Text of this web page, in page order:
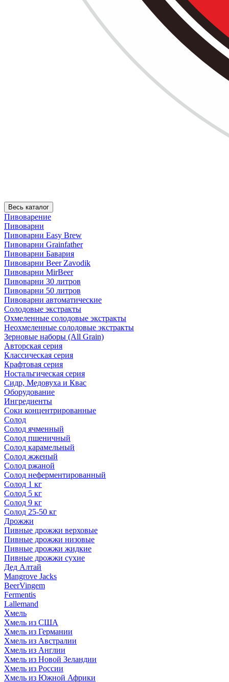
Весь каталог
Пивоварение
Пивоварни
Пивоварни Easy Brew
Пивоварни Grainfather
Пивоварни Бавария
Пивоварни Beer Zavodik
Пивоварни MirBeer
Пивоварни 30 литров
Пивоварни 50 литров
Пивоварни автоматические
Солодовые экстракты
Охмеленные солодовые экстракты
Неохмеленные солодовые экстракты
Зерновые наборы (All Grain)
Авторская серия
Классическая серия
Крафтовая серия
Ностальгическая серия
Сидр, Медовуха и Квас
Оборудование
Ингредиенты
Соки концентрированные
Солод
Солод ячменный
Солод пшеничный
Солод карамельный
Солод жженый
Солод ржаной
Солод неферментированный
Солод 1 кг
Солод 5 кг
Солод 9 кг
Солод 25-50 кг
Дрожжи
Пивные дрожжи верховые
Пивные дрожжи низовые
Пивные дрожжи жидкие
Пивные дрожжи сухие
Дед Алтай
Mangrove Jacks
BeerVingem
Fermentis
Lallemand
Хмель
Хмель из США
Хмель из Германии
Хмель из Австралии
Хмель из Англии
Хмель из Новой Зеландии
Хмель из России
Хмель из Южной Африки